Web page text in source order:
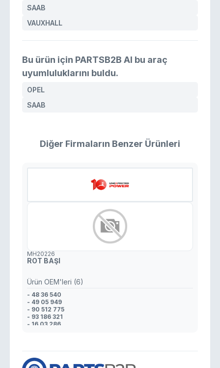
SAAB
VAUXHALL
Bu ürün için PARTSB2B AI bu araç
uyumluluklarını buldu.
OPEL
SAAB
Diğer Firmaların Benzer Ürünleri
MH20226
ROT BAŞI
Ürün OEM'leri (6)
- 48 36 540
- 49 05 949
- 90 512 775
- 93 186 321
- 16 03 286